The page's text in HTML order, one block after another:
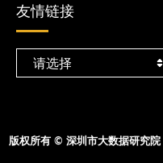
友情链接
版权所有 © 深圳市大数据研究院